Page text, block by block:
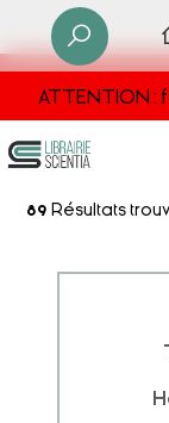
ATTENTION :
89 Résultats